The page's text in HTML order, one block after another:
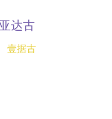
达古
壹据古